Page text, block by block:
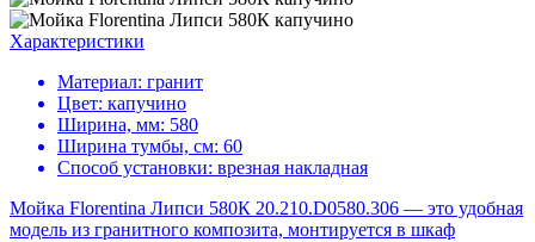
Характеристики
Материал: гранит
Цвет: капучино
Ширина, мм: 580
Ширина тумбы, см: 60
Способ установки: врезная накладная
Мойка Florentina Липси 580К 20.210.D0580.306 — это удобная
модель из гранитного композита, монтируется в шкаф